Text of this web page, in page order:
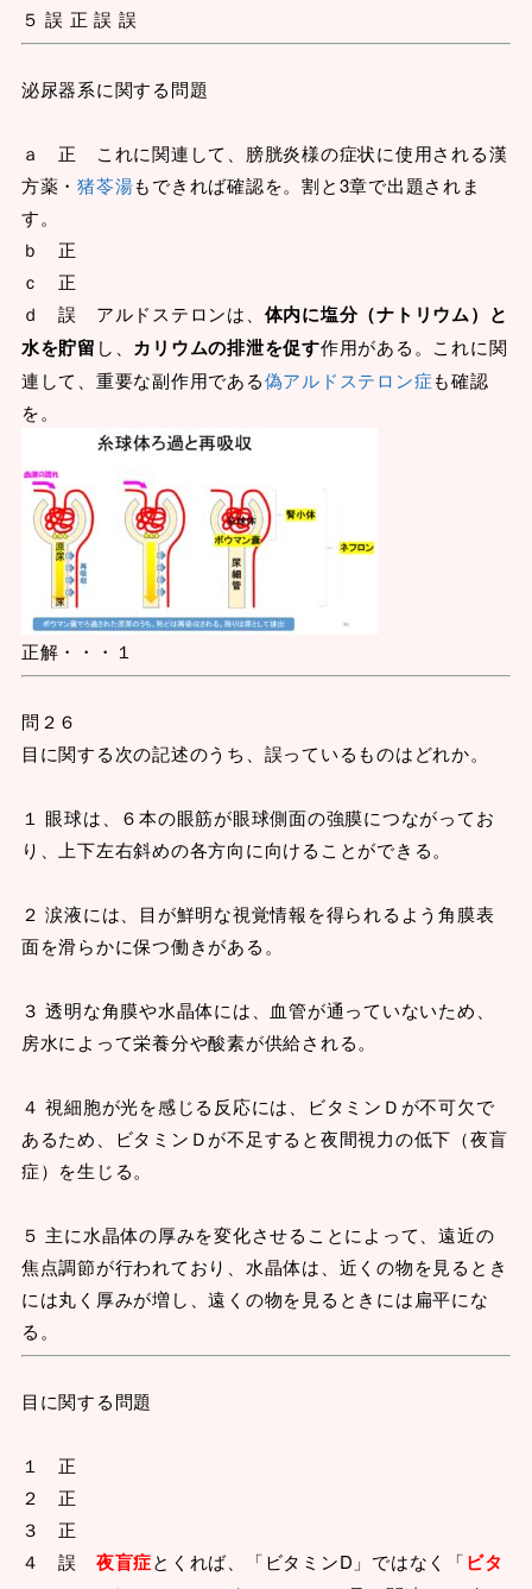
５ 誤 正 誤 誤
泌尿器系に関する問題
ａ 正 これに関連して、膀胱炎様の症状に使用される漢
方薬・猪苓湯もできれば確認を。割と3章で出題されま
す。
ｂ 正
ｃ 正
ｄ 誤 アルドステロンは、 体内に塩分（ナトリウム）と
水を貯留 し、 カリウムの排泄を促す作用がある。これに関
連して、重要な副作用である偽アルドステロン症も確認
を。
正解・・・１
問２６
目に関する次の記述のうち、誤っているものはどれか。
１ 眼球は、６本の眼筋が眼球側面の強膜につながってお
り、上下左右斜めの各方向に向けることができる。
２ 涙液には、目が鮮明な視覚情報を得られるよう角膜表
面を滑らかに保つ働きがある。
３ 透明な角膜や水晶体には、血管が通っていないため、
房水によって栄養分や酸素が供給される。
４ 視細胞が光を感じる反応には、ビタミンＤが不可欠で
あるため、ビタミンＤが不足すると夜間視力の低下（夜盲
症）を生じる。
５ 主に水晶体の厚みを変化させることによって、遠近の
焦点調節が行われており、水晶体は、近くの物を見るとき
には丸く厚みが増し、遠くの物を見るときには扁平にな
る。
目に関する問題
１ 正
２ 正
３ 正
４ 誤 夜盲症とくれば、「ビタミンD」ではなく「ビタ